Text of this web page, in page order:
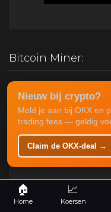
Bitcoin Miner:
Antminer
Ethiopie
€1,950.00
prijs
was:
€
Passief Inkomen:
Bitcoin Mining:
Mining interessanter
🏠
Home
📈
Koersen
Nieuw bij crypto?
Meld je aan bij OKX en
trading fees — geldig
Claim de OKX-deal →